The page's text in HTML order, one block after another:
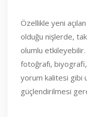
Özellikle yeni
olduğu nişlerde,
olumlu etkileyebilir.
fotoğrafı,
yorum kalitesi gibi
güçlendirilmesi